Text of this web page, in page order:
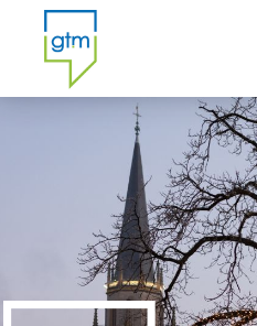
Über uns
Themenwelten
Über Gütersloh